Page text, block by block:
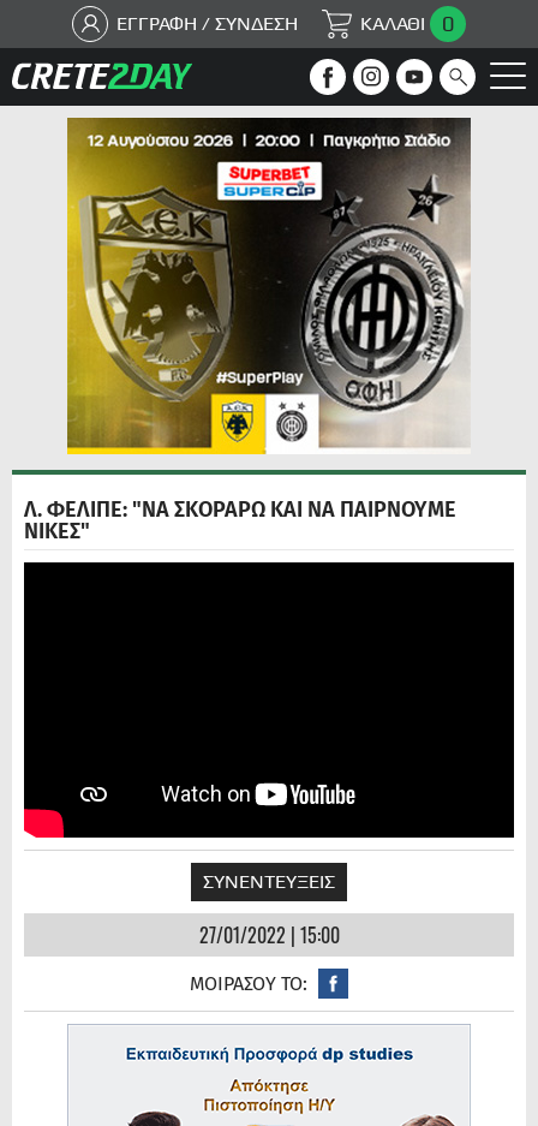
ΕΓΓΡΑΦΗ / ΣΥΝΔΕΣΗ ΚΑΛΑΘΙ 0
Λ. ΦΕΛΙΠΕ: "ΝΑ ΣΚΟΡΑΡΩ ΚΑΙ ΝΑ ΠΑΙΡΝΟΥΜΕ
ΝΙΚΕΣ"
ΣΥΝΕΝΤΕΥΞΕΙΣ
27/01/2022 | 15:00
ΜΟΙΡΑΣΟΥ ΤΟ: